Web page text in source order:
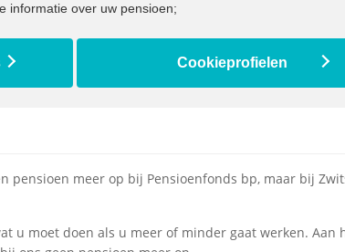
pensioen meer op bij Pensioenfonds bp, maar bij
u moet doen als u meer of minder gaat werken. Aan
informatie over uw pensioen;
Cookieprofielen